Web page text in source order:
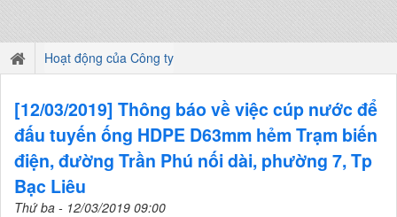
Hoạt động của Công ty
[12/03/2019] Thông báo về việc cúp nước để
đấu tuyến ống HDPE D63mm hẻm Trạm biến
điện, đường Trần Phú nối dài, phường 7, Tp
Bạc Liêu
Thứ ba - 12/03/2019 09:00